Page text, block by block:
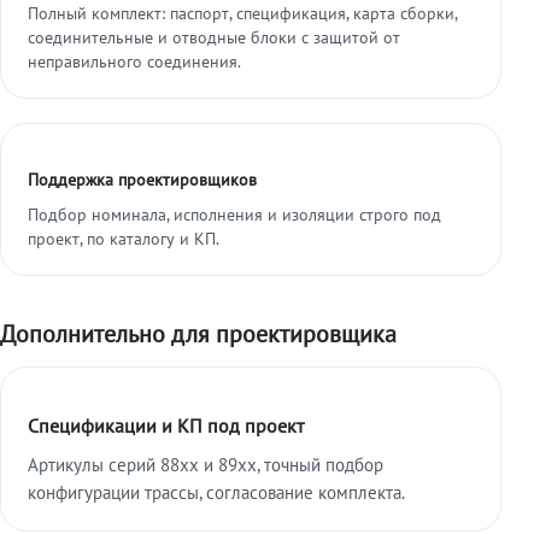
Полный комплект: паспорт, спецификация, карта сборки,
соединительные и отводные блоки с защитой от
неправильного соединения.
Поддержка проектировщиков
Подбор номинала, исполнения и изоляции строго под
проект, по каталогу и КП.
Дополнительно для проектировщика
Спецификации и КП под проект
Артикулы серий 88xx и 89xx, точный подбор
конфигурации трассы, согласование комплекта.